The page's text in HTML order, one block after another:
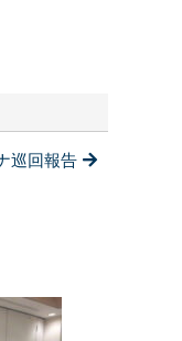
巡回報告